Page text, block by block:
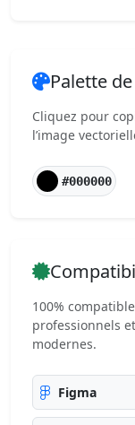
Palette
Cliquez pour
l’image
#000000
100%
professionnels
modernes.
Figma